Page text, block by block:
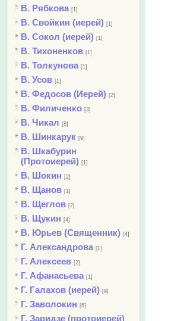
В. Рябкова [1]
В. Свойкин (иерей) [1]
В. Сокол (иерей) [1]
В. Тихоненков [1]
В. Толкунова [1]
В. Усов [1]
В. Федосов (Иерей) [2]
В. Филиченко [3]
В. Чикал [8]
В. Шинкарук [9]
В. Шкабурин
(Протоиерей) [1]
В. Шокин [2]
В. Щанов [1]
В. Щеглов [2]
В. Щукин [4]
В. Юрьев (Священник) [4]
Г. Александрова [1]
Г. Алексеев [2]
Г. Афанасьева [1]
Г. Галахов (иерей) [9]
Г. Заволокин [6]
Г. Заридзе (протоиерей)